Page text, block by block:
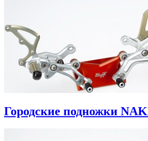
Городские подножки